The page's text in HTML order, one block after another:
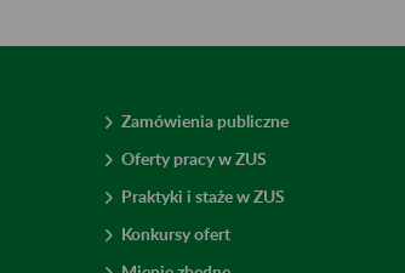
Zamówienia publiczne
Oferty pracy w ZUS
Praktyki i staże w ZUS
Konkursy ofert